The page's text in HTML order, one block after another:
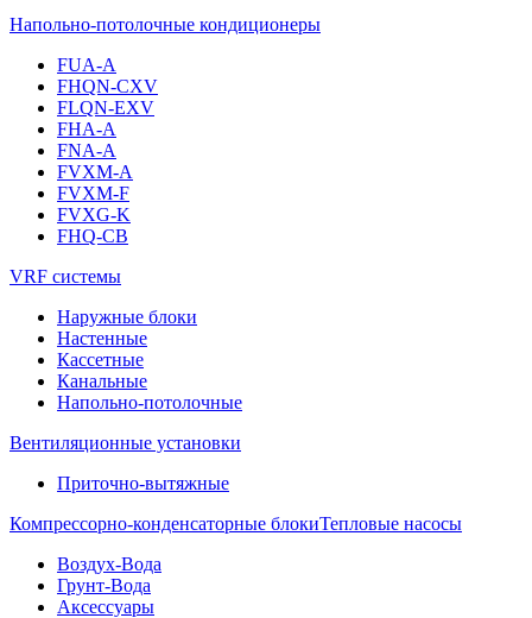
Напольно-потолочные кондиционеры
FUA-A
FHQN-CXV
FLQN-EXV
FHA-A
FNA-A
FVXM-A
FVXM-F
FVXG-K
FHQ-CB
VRF системы
Наружные блоки
Настенные
Кассетные
Канальные
Напольно-потолочные
Вентиляционные установки
Приточно-вытяжные
Компрессорно-конденсаторные блокиТепловые насосы
Воздух-Вода
Грунт-Вода
Аксессуары